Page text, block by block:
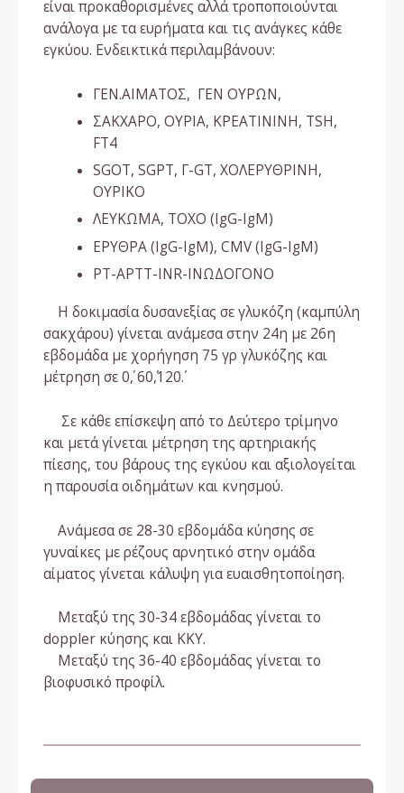
είναι προκαθορισμένες αλλά τροποποιούνται
ανάλογα με τα ευρήματα και τις ανάγκες κάθε
εγκύου. Ενδεικτικά περιλαμβάνουν:
ΓΕΝ.ΑΙΜΑΤΟΣ, ΓΕΝ ΟΥΡΩΝ,
ΣΑΚΧΑΡΟ, ΟΥΡΙΑ, ΚΡΕΑΤΙΝΙΝΗ, TSH,
FT4
SGOT, SGPT, Γ-GT, ΧΟΛΕΡΥΘΡΙΝΗ,
ΟΥΡΙΚΟ
ΛΕΥΚΩΜΑ, TOXO (IgG-IgM)
ΕΡΥΘΡΑ (IgG-IgM), CMV (IgG-IgM)
PT-APTT-INR-ΙΝΩΔΟΓΟΝΟ
Η δοκιμασία δυσανεξίας σε γλυκόζη (καμπύλη
σακχάρου) γίνεται ανάμεσα στην 24η με 26η
εβδομάδα με χορήγηση 75 γρ γλυκόζης και
μέτρηση σε 0΄, 60΄,120΄.
Σε κάθε επίσκεψη από το Δεύτερο τρίμηνο
και μετά γίνεται μέτρηση της αρτηριακής
πίεσης, του βάρους της εγκύου και αξιολογείται
η παρουσία οιδημάτων και κνησμού.
Ανάμεσα σε 28-30 εβδομάδα κύησης σε
γυναίκες με ρέζους αρνητικό στην ομάδα
αίματος γίνεται κάλυψη για ευαισθητοποίηση.
Μεταξύ της 30-34 εβδομάδας γίνεται το
doppler κύησης και ΚΚΥ.
Μεταξύ της 36-40 εβδομάδας γίνεται το
βιοφυσικό προφίλ.